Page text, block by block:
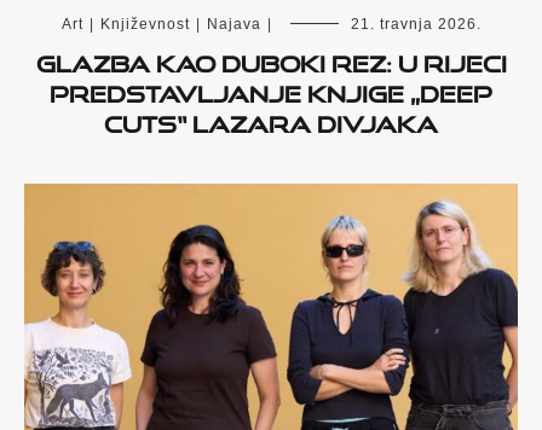
Art | Književnost | Najava | 21. travnja 2026.
Glazba kao duboki rez: u Rijeci
predstavljanje knjige „Deep
Cuts“ Lazara Divjaka